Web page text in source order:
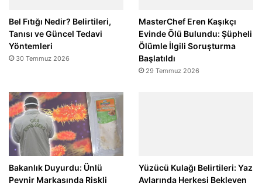
Bel Fıtığı Nedir? Belirtileri,
Tanısı ve Güncel Tedavi
Yöntemleri
30 Temmuz 2026
MasterChef Eren Kaşıkçı
Evinde Ölü Bulundu: Şüpheli
Ölümle İlgili Soruşturma
Başlatıldı
29 Temmuz 2026
Bakanlık Duyurdu: Ünlü
Peynir Markasında Riskli
Yüzücü Kulağı Belirtileri: Yaz
Aylarında Herkesi Bekleyen